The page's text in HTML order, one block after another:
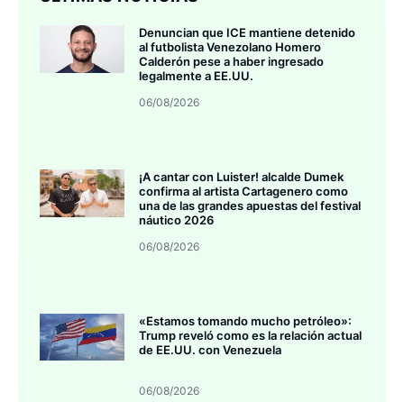
Denuncian que ICE mantiene detenido
al futbolista Venezolano Homero
Calderón pese a haber ingresado
legalmente a EE.UU.
06/08/2026
¡A cantar con Luister! alcalde Dumek
confirma al artista Cartagenero como
una de las grandes apuestas del festival
náutico 2026
06/08/2026
«Estamos tomando mucho petróleo»:
Trump reveló como es la relación actual
de EE.UU. con Venezuela
06/08/2026